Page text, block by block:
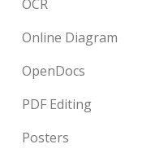
OCR
Online Diagram
OpenDocs
PDF Editing
Posters